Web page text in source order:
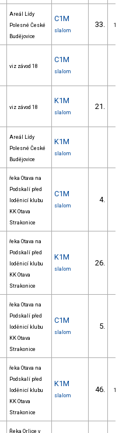
Areál Lídy
Polesné České
Budějovice
C1M
slalom
33. 10/DM
viz závod 18
C1M
slalom
viz závod 18
K1M
slalom
21.
Areál Lídy
Polesné České
Budějovice
K1M
slalom
řeka Otava na
Podskalí před
loděnicí klubu
KK Otava
Strakonice
C1M
slalom
4.
řeka Otava na
Podskalí před
loděnicí klubu
KK Otava
Strakonice
K1M
slalom
26.
řeka Otava na
Podskalí před
loděnicí klubu
KK Otava
Strakonice
C1M
slalom
5.
řeka Otava na
Podskalí před
loděnicí klubu
KK Otava
Strakonice
K1M
slalom
46. 10/DM
Řeka Orlice v